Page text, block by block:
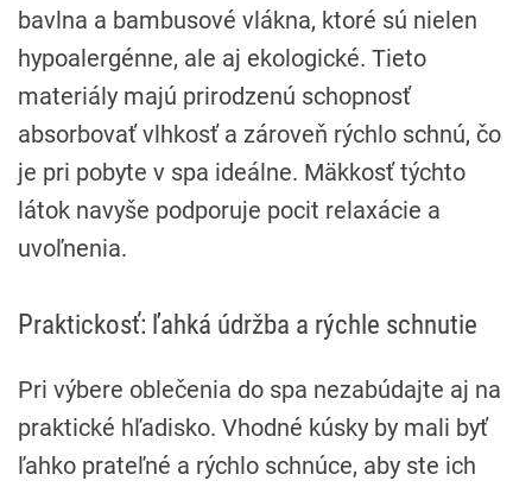
bavlna a bambusové vlákna, ktoré sú nielen
hypoalergénne, ale aj ekologické. Tieto
materiály majú prirodzenú schopnosť
absorbovať vlhkosť a zároveň rýchlo schnú, čo
je pri pobyte v spa ideálne. Mäkkosť týchto
látok navyše podporuje pocit relaxácie a
uvoľnenia.
Praktickosť: ľahká údržba a rýchle schnutie
Pri výbere oblečenia do spa nezabúdajte aj na
praktické hľadisko. Vhodné kúsky by mali byť
ľahko prateľné a rýchlo schnúce, aby ste ich